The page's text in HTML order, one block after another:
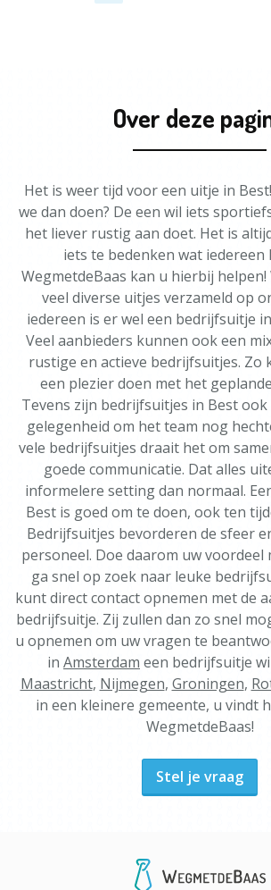
Over deze
Het is weer tijd voor een uitje in
we dan doen? De een wil iets
het liever rustig aan doet. Het is
iets te bedenken wat iedereen
WegmetdeBaas kan u hierbij
veel diverse uitjes verzameld op
iedereen is er wel een bedrijfsuitje
Veel aanbieders kunnen ook een
rustige en actieve bedrijfsuitjes. Zo
een plezier doen met het
Tevens zijn bedrijfsuitjes in Best
gelegenheid om het team nog
vele bedrijfsuitjes draait het om
goede communicatie. Dat alles
informelere setting dan normaal.
Best is goed om te doen, ook ten
Bedrijfsuitjes bevorderen de sfeer
personeel. Doe daarom uw voordeel
ga snel op zoek naar leuke
kunt direct contact opnemen met de
bedrijfsuitje. Zij zullen dan zo snel
u opnemen om uw vragen te
in Amsterdam een bedrijfsuitje
Maastricht, Nijmegen, Groningen,
in een kleinere gemeente, u vindt
WegmetdeBaas!
Stel je vraag